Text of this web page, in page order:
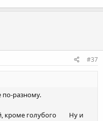
#37
по-разному.
кроме голубого
Ну и